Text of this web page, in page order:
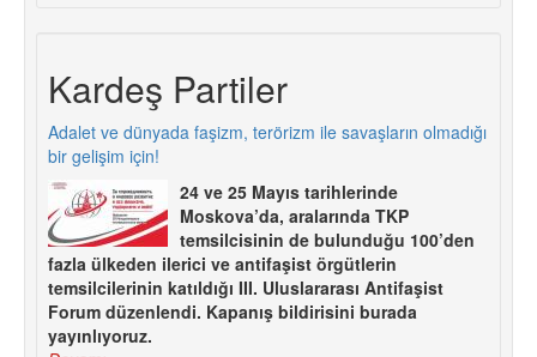
Kardeş Partiler
Adalet ve dünyada faşizm, terörizm ile savaşların olmadığı
bir gelişim için!
24 ve 25 Mayıs tarihlerinde
Moskova’da, aralarında TKP
temsilcisinin de bulunduğu 100’den
fazla ülkeden ilerici ve antifaşist örgütlerin
temsilcilerinin katıldığı III. Uluslararası Antifaşist
Forum düzenlendi. Kapanış bildirisini burada
yayınlıyoruz.